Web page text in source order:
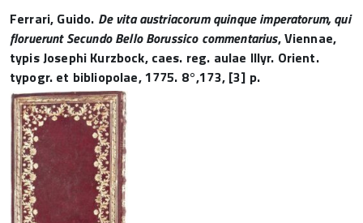
Ferrari, Guido. De vita austriacorum quinque imperatorum, qui
floruerunt Secundo Bello Borussico commentarius, Viennae,
typis Josephi Kurzbock, caes. reg. aulae Illyr. Orient.
typogr. et bibliopolae, 1775. 8°,173, [3] p.